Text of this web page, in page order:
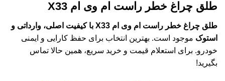
طلق چراغ خطر راست ام وی ام X33
طلق چراغ خطر راست ام وی ام X33 با کیفیت اصلی، وارداتی و
استوک موجود است. بهترین انتخاب برای حفظ کارایی و ایمنی
خودرو. برای استعلام قیمت و خرید سریع، همین حالا تماس
بگیرید!